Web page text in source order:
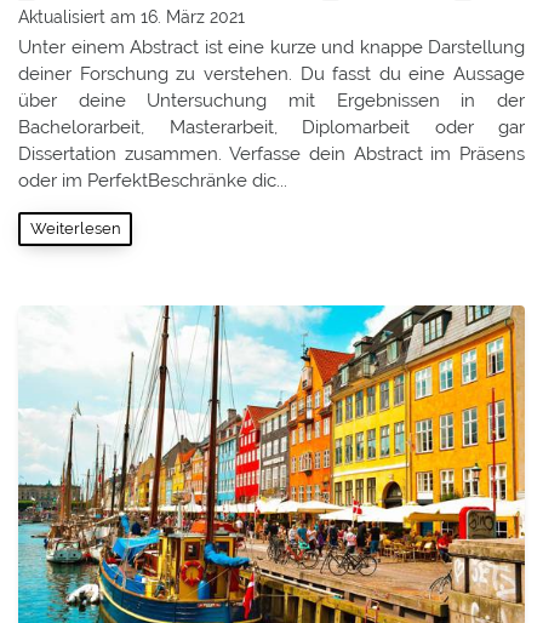
Aktualisiert am 16. März 2021
Unter einem Abstract ist eine kurze und knappe Darstellung
deiner Forschung zu verstehen. Du fasst du eine Aussage
über deine Untersuchung mit Ergebnissen in der
Bachelorarbeit, Masterarbeit, Diplomarbeit oder gar
Dissertation zusammen. Verfasse dein Abstract im Präsens
oder im PerfektBeschränke dic...
Weiterlesen